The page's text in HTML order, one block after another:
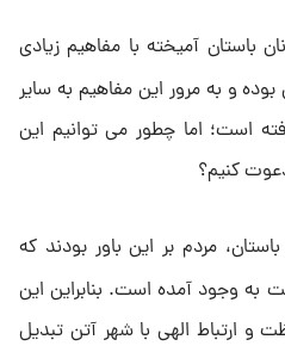
باستان آمیخته با مفاهیم زیادی
و به مرور این مفاهیم به سایر
است؛ اما چطور می توانیم این
کنیم؟
مردم بر این باور بودند که
به وجود آمده است. بنابراین این
و ارتباط الهی با شهر آتن تبدیل